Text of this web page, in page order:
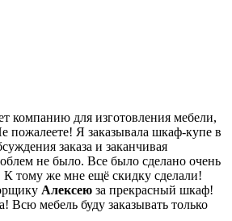
компанию для изготовления мебели,
пожалеете! Я заказывала шкаф-купе в
заказа и заканчивая
не было. Все было сделано очень
К тому же мне ещё скидку сделали!
Алексею за прекрасный шкаф!
Всю мебель буду заказывать только